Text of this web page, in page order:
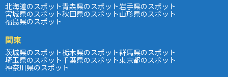
北海道のスポット青森県のスポット岩手県のスポット
宮城県のスポット秋田県のスポット山形県のスポット
福島県のスポット
関東
茨城県のスポット栃木県のスポット群馬県のスポット
埼玉県のスポット千葉県のスポット東京都のスポット
神奈川県のスポット